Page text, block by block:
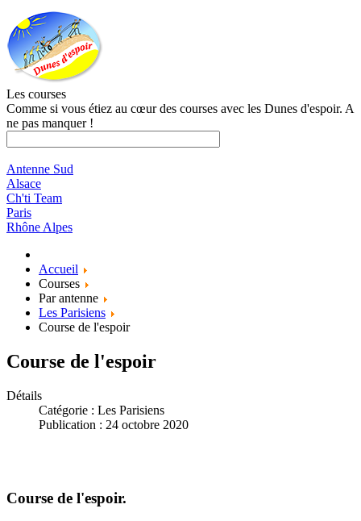
Les courses
Comme si vous étiez au cœur des courses avec les Dunes d'espoir. A
ne pas manquer !
Antenne Sud
Alsace
Ch'ti Team
Paris
Rhône Alpes
Accueil
Courses
Par antenne
Les Parisiens
Course de l'espoir
Course de l'espoir
Détails
Catégorie : Les Parisiens
Publication : 24 octobre 2020
Course de l'espoir.